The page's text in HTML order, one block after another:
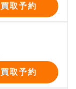
買取予約
買取予約